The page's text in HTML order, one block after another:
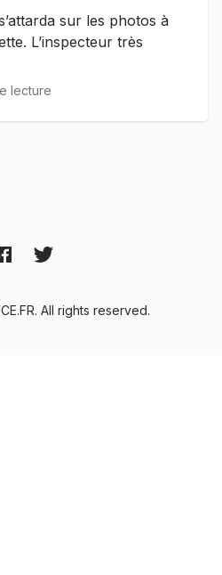
sur les photos à
L’inspecteur très
lecture
All rights reserved.